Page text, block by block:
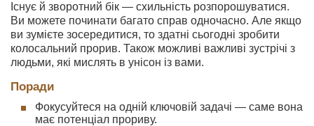
Існує й зворотний бік — схильність розпорошуватися.
Ви можете починати багато справ одночасно. Але якщо
ви зумієте зосередитися, то здатні сьогодні зробити
колосальний прорив. Також можливі важливі зустрічі з
людьми, які мислять в унісон із вами.
Поради
Фокусуйтеся на одній ключовій задачі — саме вона
має потенціал прориву.